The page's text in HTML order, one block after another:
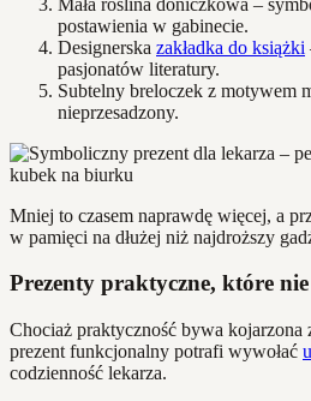
postawienia w gabinecie.
Designerska zakładka do książki
pasjonatów literatury.
Subtelny breloczek z motywem
nieprzesadzony.
Mniej to czasem naprawdę więcej, a
w pamięci na dłużej niż najdroższy
Prezenty praktyczne, które
Chociaż praktyczność bywa kojarzona
prezent funkcjonalny potrafi wywołać
codzienność lekarza.